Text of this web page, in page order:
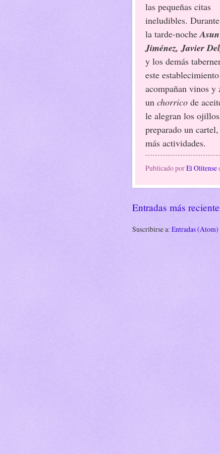
las pequeñas citas
ineludibles.
la tarde-nocheAsun
Jiménez, Javier
y los demás
este establecimiento
acompañan vinos y
un chorrico de
le alegran los
preparado un
más actividades.
Publicado porEl Olitense
Entradas más
Suscribirse a: Entradas (Atom)